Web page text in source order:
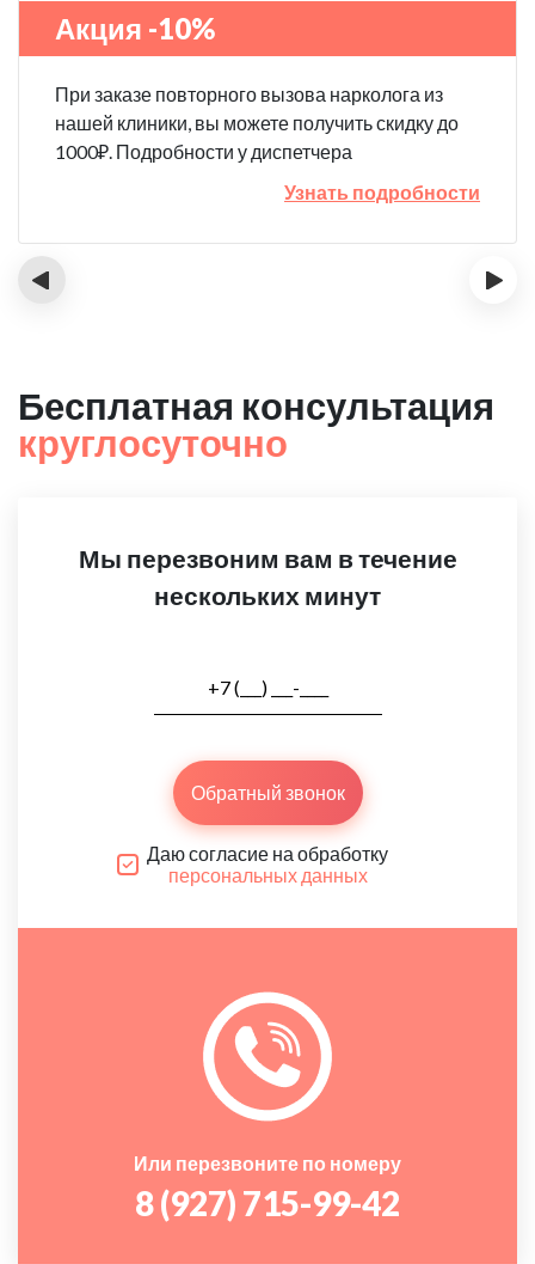
Акция -10%
При заказе повторного вызова нарколога из
нашей клиники, вы можете получить скидку до
1000₽. Подробности у диспетчера
Узнать подробности
‹ ›
Бесплатная консультация
круглосуточно
Мы перезвоним вам в течение
нескольких минут
Обратный звонок
Даю согласие на обработку
персональных данных
Или перезвоните по номеру
8 (927) 715-99-42